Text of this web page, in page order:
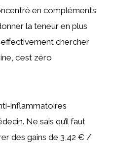
en compléments
la teneur en plus
effectivement chercher
c’est zéro
inflammatoires
Ne sais qu’il faut
des gains de 3,42 € /